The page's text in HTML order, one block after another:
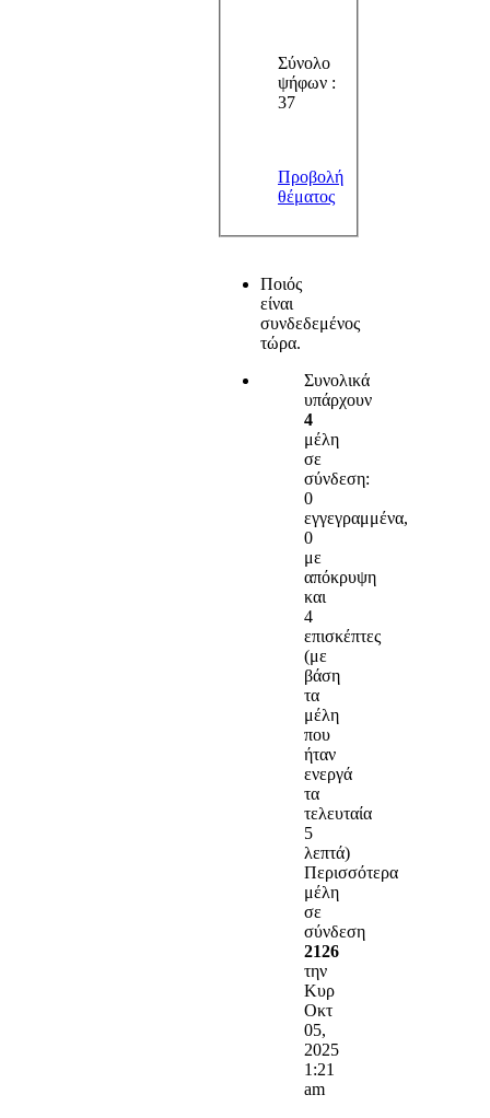
Σύνολο
ψήφων :
37
Προβολή
θέματος
Ποιός
είναι
συνδεδεμένος
τώρα.
Συνολικά
υπάρχουν
4
μέλη
σε
σύνδεση:
0
εγγεγραμμένα,
0
με
απόκρυψη
και
4
επισκέπτες
(με
βάση
τα
μέλη
που
ήταν
ενεργά
τα
τελευταία
5
λεπτά)
Περισσότερα
μέλη
σε
σύνδεση
2126
την
Κυρ
Οκτ
05,
2025
1:21
am